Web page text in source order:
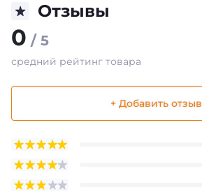
Отзывы
0 / 5
средний рейтинг товара
+ Добавить отзыв